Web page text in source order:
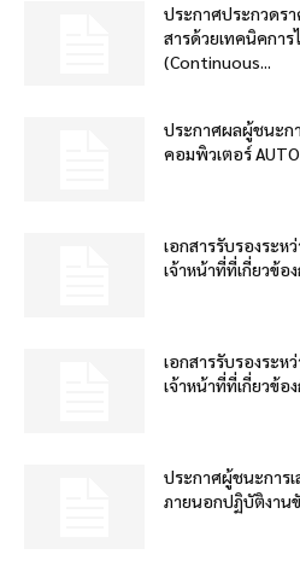
ประกาศประกวดร
สารด้วยเทคนิคกา
(Continuous...
ประกาศผลผู้ชนะก
คอมพิวเตอร์
เอกสารรับรองระห
เจ้าหน้าที่ที่เกี่ยวข้อ
เอกสารรับรองระห
เจ้าหน้าที่ที่เกี่ยวข้อ
ประกาศผู้ชนะการเ
ภายนอกปฏิบัติงาน